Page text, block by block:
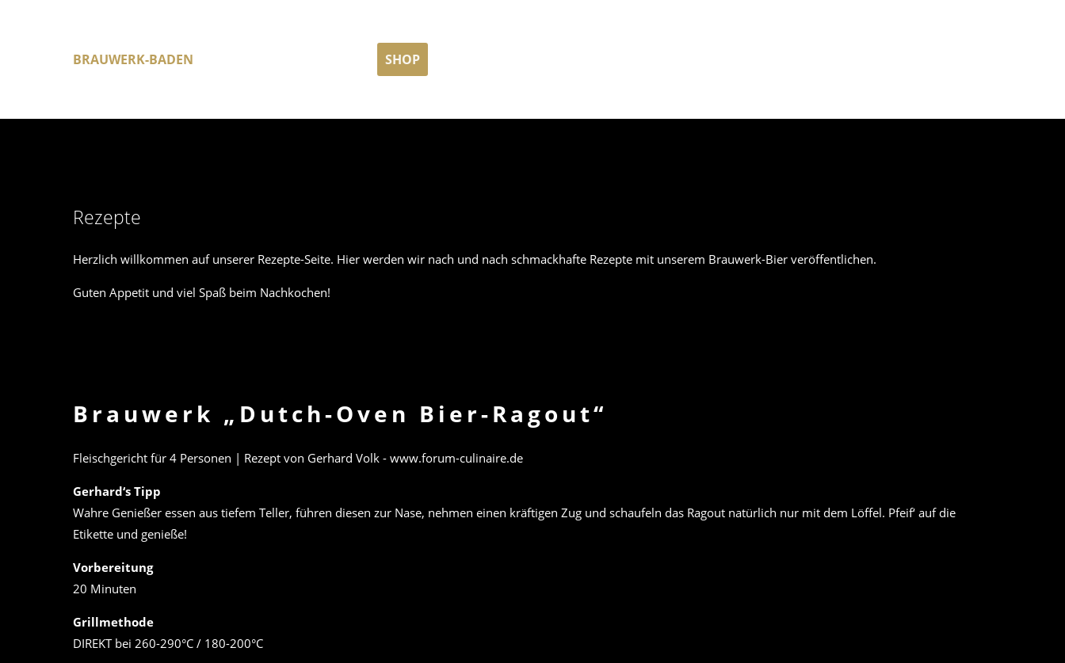
leider nicht.
Der Eintrag "offcanvas-col2" existiert
BRAUWERK-BADEN SHOP
Rezepte
Herzlich willkommen auf unserer Rezepte-Seite. Hier werden wir nach und nach schmackhafte Rezepte mit unserem Brauwerk-Bier veröffentlichen.
Guten Appetit und viel Spaß beim Nachkochen!
Brauwerk „Dutch-Oven Bier-Ragout“
Fleischgericht für 4 Personen | Rezept von Gerhard Volk - www.forum-culinaire.de
Gerhard‘s Tipp
Wahre Genießer essen aus tiefem Teller, führen diesen zur Nase, nehmen einen kräftigen Zug und schaufeln das Ragout natürlich nur mit dem Löffel. Pfeif‘ auf die
Etikette und genieße!
Vorbereitung
20 Minuten
Grillmethode
DIREKT bei 260-290°C / 180-200°C